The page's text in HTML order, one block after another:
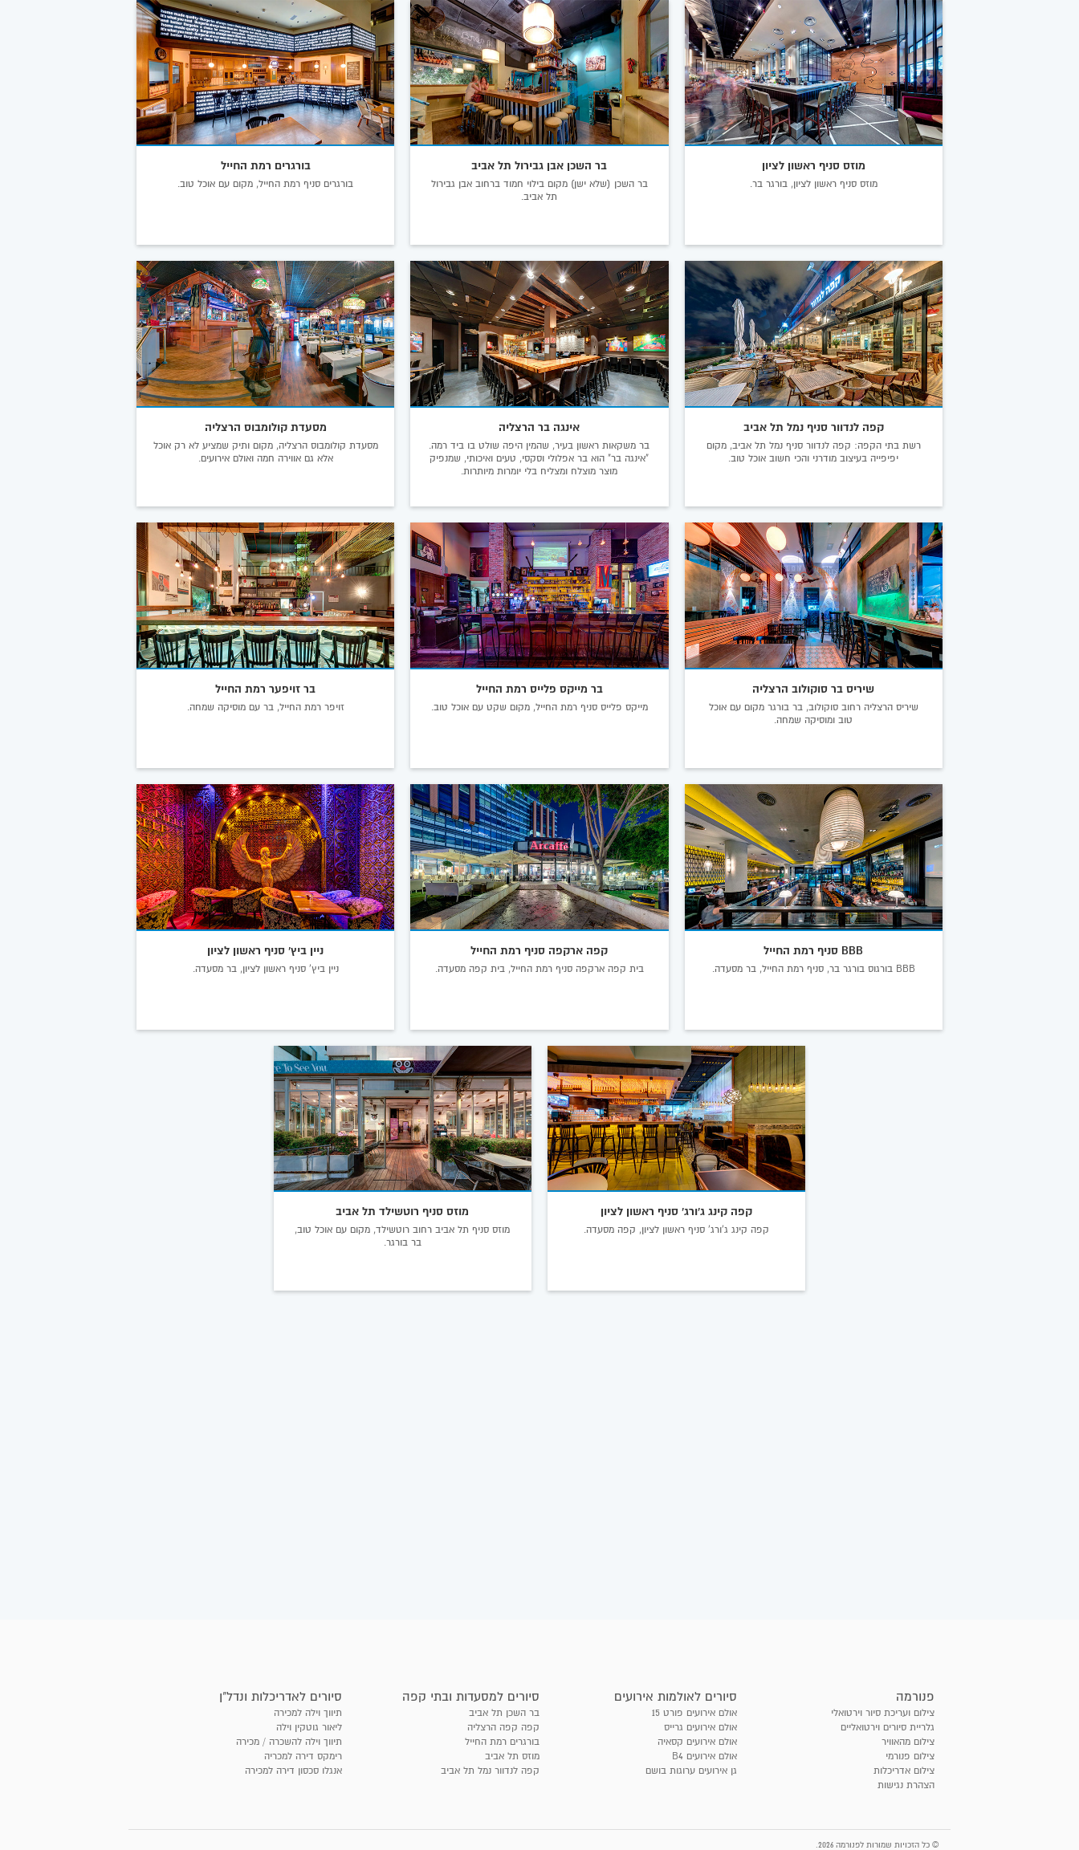
מוזס סניף ראשון לציון
מוזס סניף ראשון לציון, בורגר בר.
בר השכן אבן גבירול תל אביב
בר השכן (שלא ישן) מקום בילוי חמוד ברחוב אבן גבירול
תל אביב.
בורגרים רמת החייל
בורגרים סניף רמת החייל, מקום עם אוכל טוב.
קפה לנדוור סניף נמל תל אביב
רשת בתי הקפה: קפה לנדוור סניף נמל תל אביב, מקום
יפיפייה בעיצוב מודרני והכי חשוב אוכל טוב.
אינגה בר הרצליה
בר משקאות ראשון בעיר, שהמין היפה שולט בו ביד רמה.
"אינגה בר" הוא בר אפלולי וסקסי, טעים ואיכותי, שמנפיק
מוצר מוצלח ומצליח בלי יומרות מיותרות.
מסעדת קולומבוס הרצליה
מסעדת קולומבוס הרצליה, מקום ותיק שמציע לא רק אוכל
אלא גם אווירה חמה ואולם אירועים.
שיריס בר סוקולוב הרצליה
שיריס הרצליה רחוב סוקולוב, בר בורגר מקום עם אוכל
טוב ומוסיקה שמחה.
בר מייקס פלייס רמת החייל
מייקס פלייס סניף רמת החייל, מקום שקט עם אוכל טוב.
בר זויפער רמת החייל
זויפר רמת החייל, בר עם מוסיקה שמחה.
BBB סניף רמת החייל
BBB בורגוס בורגר בר, סניף רמת החייל, בר מסעדה.
קפה ארקפה סניף רמת החייל
בית קפה ארקפה סניף רמת החייל, בית קפה מסעדה.
ניין ביץ' סניף ראשון לציון
ניין ביץ' סניף ראשון לציון, בר מסעדה.
קפה קינג ג'ורג' סניף ראשון לציון
קפה קינג ג'ורג' סניף ראשון לציון, קפה מסעדה.
מוזס סניף רוטשילד תל אביב
מוזס סניף תל אביב רחוב רוטשילד, מקום עם אוכל טוב,
בר בורגר.
פנורמה
צילום ועריכת סיור וירטואלי
גלריית סיורים וירטואליים
צילום מהאוויר
צילום פנורמי
צילום אדריכלות
הצהרת נגישות
סיורים לאולמות אירועים
אולם אירועים פורט 15
אולם אירועים גרייס
אולם אירועים קסאיה
אולם אירועים B4
גן אירועים ערוגות בושם
סיורים למסעדות ובתי קפה
בר השכן תל אביב
קפה קפה הרצליה
בורגרים רמת החייל
מוזס תל אביב
קפה לנדוור נמל תל אביב
סיורים לאדריכלות ונדל"ן
תיווך וילה למכירה
ליאור גוטקין וילה
תיווך וילה להשכרה / מכירה
רימקס דירה למכריה
אנגלו סכסון דירה למכירה
© כל הזכויות שמורות לפנורמה 2026.